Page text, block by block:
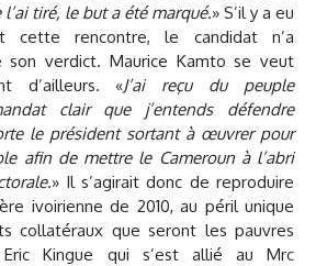
tiré, le but a été marqué.» S’il y a eu
cette rencontre, le candidat n’a
son verdict. Maurice Kamto se veut
d’ailleurs. «J’ai reçu du peuple
clair que j’entends défendre
le président sortant à œuvrer pour
afin de mettre le Cameroun à l’abri
.» Il s’agirait donc de reproduire
ivoirienne de 2010, au péril unique
collatéraux que seront les pauvres
Eric Kingue qui s’est allié au Mrc